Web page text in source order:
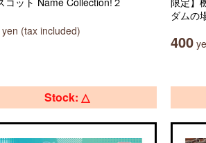
yen (tax included)
ダムの
400
Stock: △